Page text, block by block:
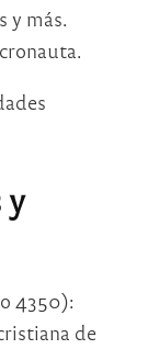
y más.
4350):
de